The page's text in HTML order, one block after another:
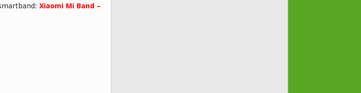
Xiaomi Mi Band –